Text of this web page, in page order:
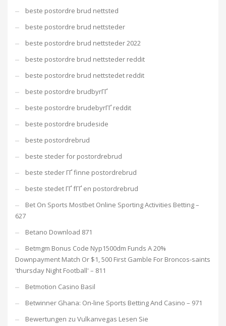
beste postordre brud nettsted
beste postordre brud nettsteder
beste postordre brud nettsteder 2022
beste postordre brud nettsteder reddit
beste postordre brud nettstedet reddit
beste postordre brudbyrГҐ
beste postordre brudebyrГҐ reddit
beste postordre brudeside
beste postordrebrud
beste steder for postordrebrud
beste steder ГҐ finne postordrebrud
beste stedet ГҐ fГҐ en postordrebrud
Bet On Sports Mostbet Online Sporting Activities Betting –
627
Betano Download 871
Betmgm Bonus Code Nyp1500dm Funds A 20%
Downpayment Match Or $1, 500 First Gamble For Broncos-saints
'thursday Night Football' – 811
Betmotion Casino Basil
Betwinner Ghana: On-line Sports Betting And Casino – 971
Bewertungen zu Vulkanvegas Lesen Sie